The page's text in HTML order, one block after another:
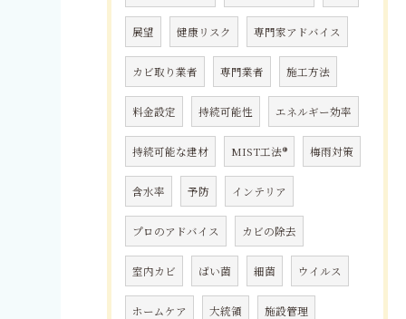
展望 健康リスク 専門家アドバイス
カビ取り業者 専門業者 施工方法
料金設定 持続可能性 エネルギー効率
持続可能な建材 MIST工法® 梅雨対策
含水率 予防 インテリア
プロのアドバイス カビの除去
室内カビ ばい菌 細菌 ウイルス
ホームケア 大統領 施設管理